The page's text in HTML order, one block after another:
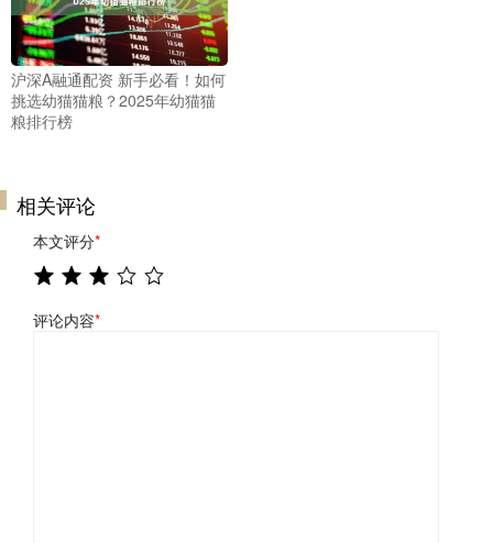
沪深A融通配资 新手必看！如何
挑选幼猫猫粮？2025年幼猫猫
粮排行榜
相关评论
本文评分*
评论内容*